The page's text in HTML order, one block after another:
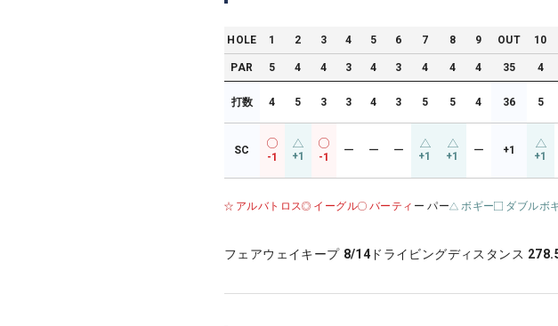
HOLE 1 2 3 4 5 6 7 8 9 OUT 10
PAR 5 4 4 3 4 3 4 4 4 35 4
打数 4 5 3 3 4 3 5 5 4 36 5
SC
-1 +1 -1
ー ー ー +1 +1 ー +1 +1
アルバトロス イーグル バーティ ー パー ボギー ダブルボ
フェアウェイキープ 8/14 ドライビングディスタンス